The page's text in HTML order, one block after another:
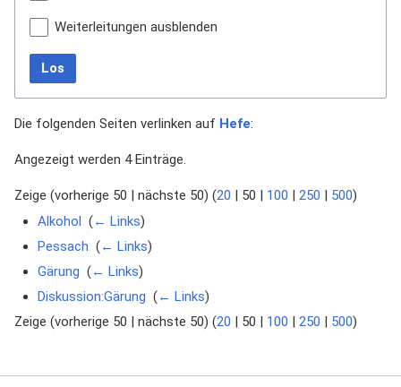
Weiterleitungen ausblenden
Los
Die folgenden Seiten verlinken auf Hefe:
Angezeigt werden 4 Einträge.
Zeige (vorherige 50 nächste 50) (20 50 100 250 500)
Alkohol (← Links)
Pessach (← Links)
Gärung (← Links)
Diskussion:Gärung (← Links)
Zeige (vorherige 50 | nächste 50) (20 | 50 | 100 | 250 | 500)